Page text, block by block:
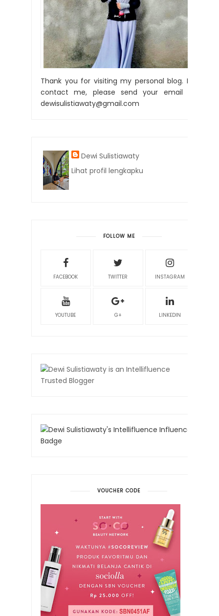
Thank you for visiting my personal blog. For
contact me, please send your email to:
dewisulistiawaty@gmail.com
Dewi Sulistiawaty
Lihat profil lengkapku
FOLLOW ME
FACEBOOK TWITTER INSTAGRAM
YOUTUBE G+ LINKEDIN
VOUCHER CODE